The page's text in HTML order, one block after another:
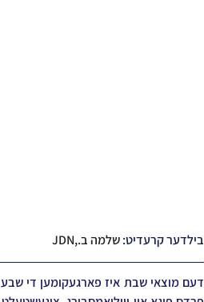
בילדער קרעדיט: שלמה ב.,JDN